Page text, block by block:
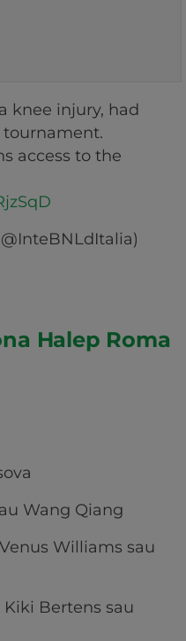
knee injury, had
access to the
Halep Roma
Wang Qiang
Williams sau
Bertens sau